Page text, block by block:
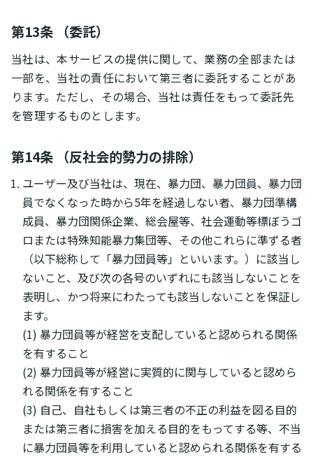
第13条 （委託）
当社は、本サービスの提供に関して、業務の全部または
一部を、当社の責任において第三者に委託することがあ
ります。ただし、その場合、当社は責任をもって委託先
を管理するものとします。
第14条 （反社会的勢力の排除）
ユーザー及び当社は、現在、暴力団、暴力団員、暴力団
員でなくなった時から5年を経過しない者、暴力団準構
成員、暴力団関係企業、総会屋等、社会運動等標ぼうゴ
ロまたは特殊知能暴力集団等、その他これらに準ずる者
（以下総称して「暴力団員等」といいます。）に該当し
ないこと、及び次の各号のいずれにも該当しないことを
表明し、かつ将来にわたっても該当しないことを保証し
ます。
(1) 暴力団員等が経営を支配していると認められる関係
を有すること
(2) 暴力団員等が経営に実質的に関与していると認めら
れる関係を有すること
(3) 自己、自社もしくは第三者の不正の利益を図る目的
または第三者に損害を加える目的をもってする等、不当
に暴力団員等を利用していると認められる関係を有する